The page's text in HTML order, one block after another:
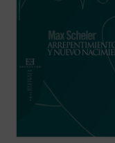
poderoso hacia el futuro, ...